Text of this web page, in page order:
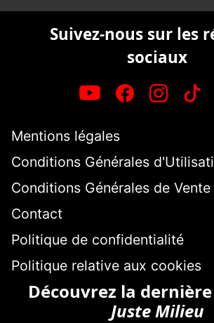
Suivez-nous sur les
sociaux
Mentions légales
Conditions Générales
Conditions Générales de Vente
Contact
Politique de confidentialité
Politique relative aux cookies
Découvrez la
Juste Milieu